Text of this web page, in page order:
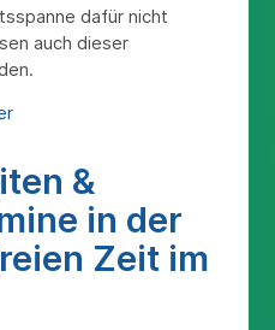
dafür nicht
auch dieser
&
in der
Zeit im